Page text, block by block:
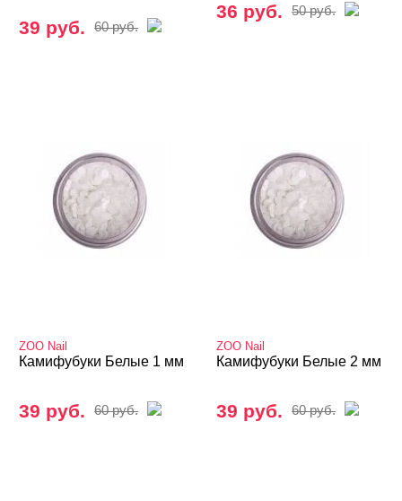
39 руб. 60 руб.
36 руб. 50 руб.
ZOO Nail
Камифубуки Белые 1 мм
39 руб. 60 руб.
ZOO Nail
Камифубуки Белые 2 мм
39 руб. 60 руб.